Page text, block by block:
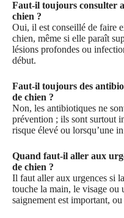
Faut-il toujours consulter
chien ?
Oui, il est conseillé de faire
chien, même si elle paraît
lésions profondes ou
début.
Faut-il toujours des
de chien ?
Non, les antibiotiques ne
prévention ; ils sont surtout
risque élevé ou lorsqu’une
Quand faut-il aller aux
de chien ?
Il faut aller aux urgences si
touche la main, le visage ou
saignement est important,